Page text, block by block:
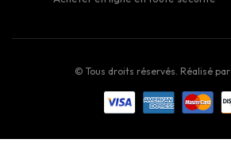
© Tous droits réservés. Réalisé par